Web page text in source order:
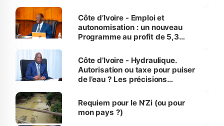
et Yamoussoukro
Côte d’Ivoire - Emploi et
autonomisation : un nouveau
Programme au profit de 5,3
Côte d’Ivoire - Hydraulique.
Autorisation ou taxe pour puiser
de l’eau ? Les précisions
Requiem pour le N’Zi (ou pour
mon pays ?)